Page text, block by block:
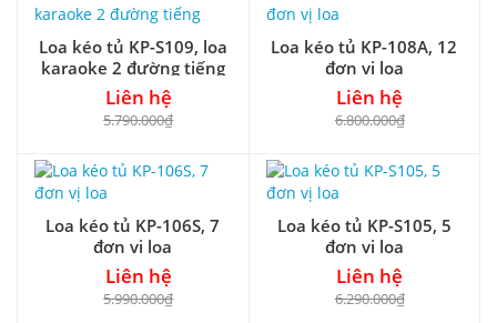
Loa kéo tủ KP-S109, loa
karaoke 2 đường tiếng
Liên hệ
5.790.000₫
Loa kéo tủ KP-108A, 12
đơn vị loa
Liên hệ
6.800.000₫
Loa kéo tủ KP-106S, 7
đơn vị loa
Liên hệ
5.990.000₫
Loa kéo tủ KP-S105, 5
đơn vị loa
Liên hệ
6.290.000₫